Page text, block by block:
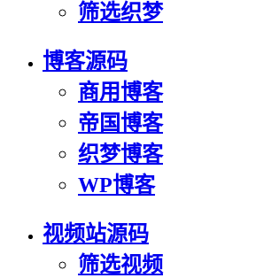
筛选织梦
博客源码
商用博客
帝国博客
织梦博客
WP博客
视频站源码
筛选视频